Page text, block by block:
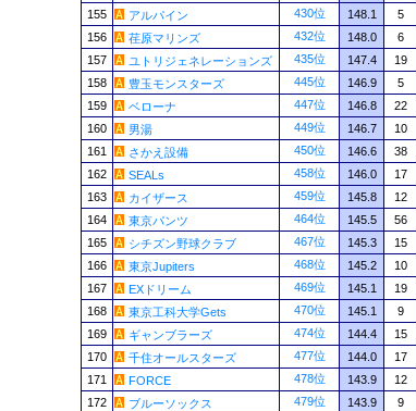
155
アルパイン 430位 148.1 5
156
荏原マリンズ 432位 148.0 6
157
ユトリジェネレーションズ 435位 147.4 19
158
豊玉モンスターズ 445位 146.9 5
159
ベローナ 447位 146.8 22
160
男湯 449位 146.7 10
161
さかえ設備 450位 146.6 38
162
SEALs 458位 146.0 17
163
カイザース 459位 145.8 12
164
東京パンツ 464位 145.5 56
165
シチズン野球クラブ 467位 145.3 15
166
東京Jupiters 468位 145.2 10
167
EXドリーム 469位 145.1 19
168
東京工科大学Gets 470位 145.1 9
169
ギャンブラーズ 474位 144.4 15
170
千住オールスターズ 477位 144.0 17
171
FORCE 478位 143.9 12
172
ブルーソックス 479位 143.9 9